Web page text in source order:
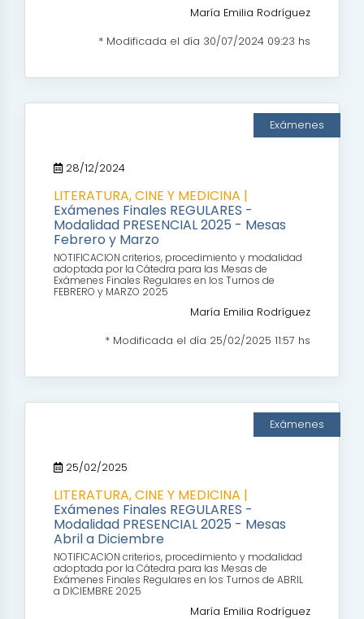
María Emilia Rodríguez
* Modificada el día 30/07/2024 09:23 hs
Exámenes
28/12/2024
LITERATURA, CINE Y MEDICINA |
Exámenes Finales REGULARES -
Modalidad PRESENCIAL 2025 - Mesas
Febrero y Marzo
NOTIFICACION criterios, procedimiento y modalidad
adoptada por la Cátedra para las Mesas de
Exámenes Finales Regulares en los Turnos de
FEBRERO y MARZO 2025
María Emilia Rodríguez
* Modificada el día 25/02/2025 11:57 hs
Exámenes
25/02/2025
LITERATURA, CINE Y MEDICINA |
Exámenes Finales REGULARES -
Modalidad PRESENCIAL 2025 - Mesas
Abril a Diciembre
NOTIFICACION criterios, procedimiento y modalidad
adoptada por la Cátedra para las Mesas de
Exámenes Finales Regulares en los Turnos de ABRIL
a DICIEMBRE 2025
María Emilia Rodríguez